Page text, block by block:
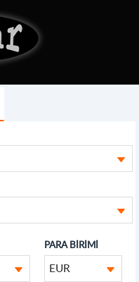
PARA BİRİMİ
EUR